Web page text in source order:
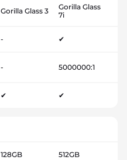
Gorilla Glass 3
Gorilla Glass
7i
- ✔
- 5000000:1
✔ ✔
128GB 512GB